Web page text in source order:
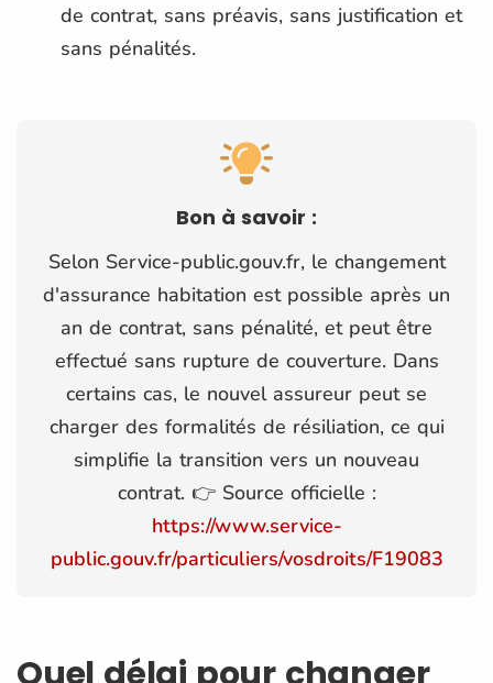
de contrat, sans préavis, sans justification et
sans pénalités.
Bon à savoir :
Selon Service-public.gouv.fr, le changement
d'assurance habitation est possible après un
an de contrat, sans pénalité, et peut être
effectué sans rupture de couverture. Dans
certains cas, le nouvel assureur peut se
charger des formalités de résiliation, ce qui
simplifie la transition vers un nouveau
contrat. 👉 Source officielle :
https://www.service-
public.gouv.fr/particuliers/vosdroits/F19083